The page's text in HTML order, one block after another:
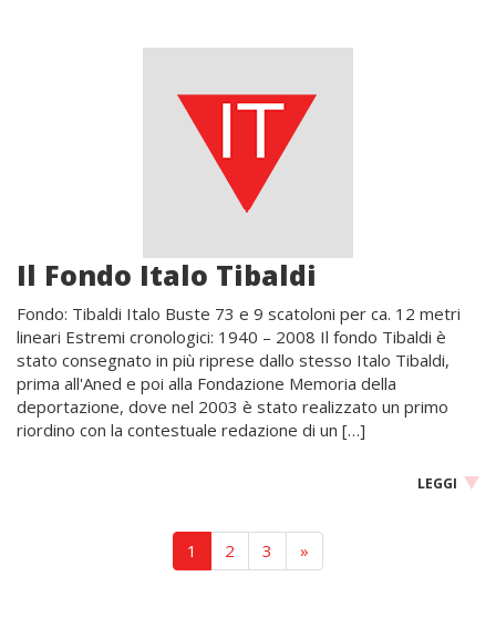
Il Fondo Italo Tibaldi
Fondo: Tibaldi Italo Buste 73 e 9 scatoloni per ca. 12 metri
lineari Estremi cronologici: 1940 – 2008 Il fondo Tibaldi è
stato consegnato in più riprese dallo stesso Italo Tibaldi,
prima all'Aned e poi alla Fondazione Memoria della
deportazione, dove nel 2003 è stato realizzato un primo
riordino con la contestuale redazione di un […]
LEGGI
1 2 3 »